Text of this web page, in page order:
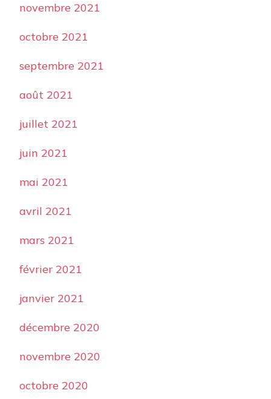
novembre 2021
octobre 2021
septembre 2021
août 2021
juillet 2021
juin 2021
mai 2021
avril 2021
mars 2021
février 2021
janvier 2021
décembre 2020
novembre 2020
octobre 2020